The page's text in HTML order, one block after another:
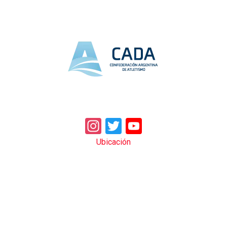
Instagram
Twitter
Ubicación